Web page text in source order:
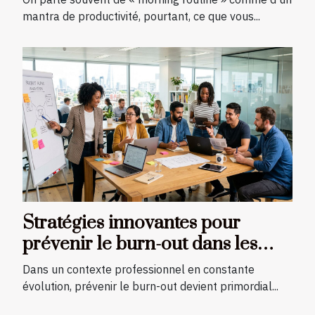
mantra de productivité, pourtant, ce que vous...
Stratégies innovantes pour
prévenir le burn-out dans les
milieux professionnels
Dans un contexte professionnel en constante
évolution, prévenir le burn-out devient primordial...